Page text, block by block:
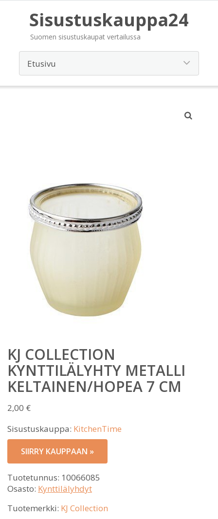
Sisustuskauppa24
Suomen sisustuskaupat vertailussa
KJ COLLECTION
KYNTTILÄLYHTY METALLI
KELTAINEN/HOPEA 7 CM
2,00 €
Sisustuskauppa: KitchenTime
SIIRRY KAUPPAAN »
Tuotetunnus: 10066085
Osasto: Kynttilälyhdyt
Tuotemerkki: KJ Collection